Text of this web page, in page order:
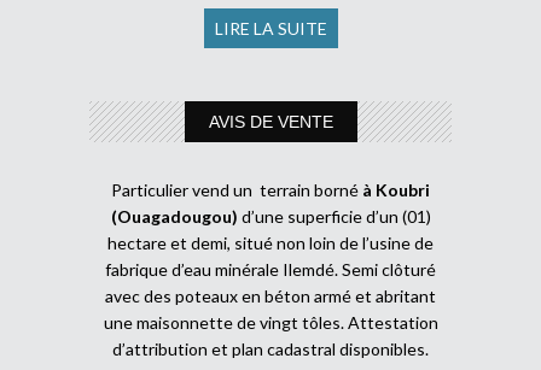
LIRE LA SUITE
AVIS DE VENTE
Particulier vend un terrain borné à Koubri
(Ouagadougou) d’une superficie d’un (01)
hectare et demi, situé non loin de l’usine de
fabrique d’eau minérale Ilemdé. Semi clôturé
avec des poteaux en béton armé et abritant
une maisonnette de vingt tôles. Attestation
d’attribution et plan cadastral disponibles.